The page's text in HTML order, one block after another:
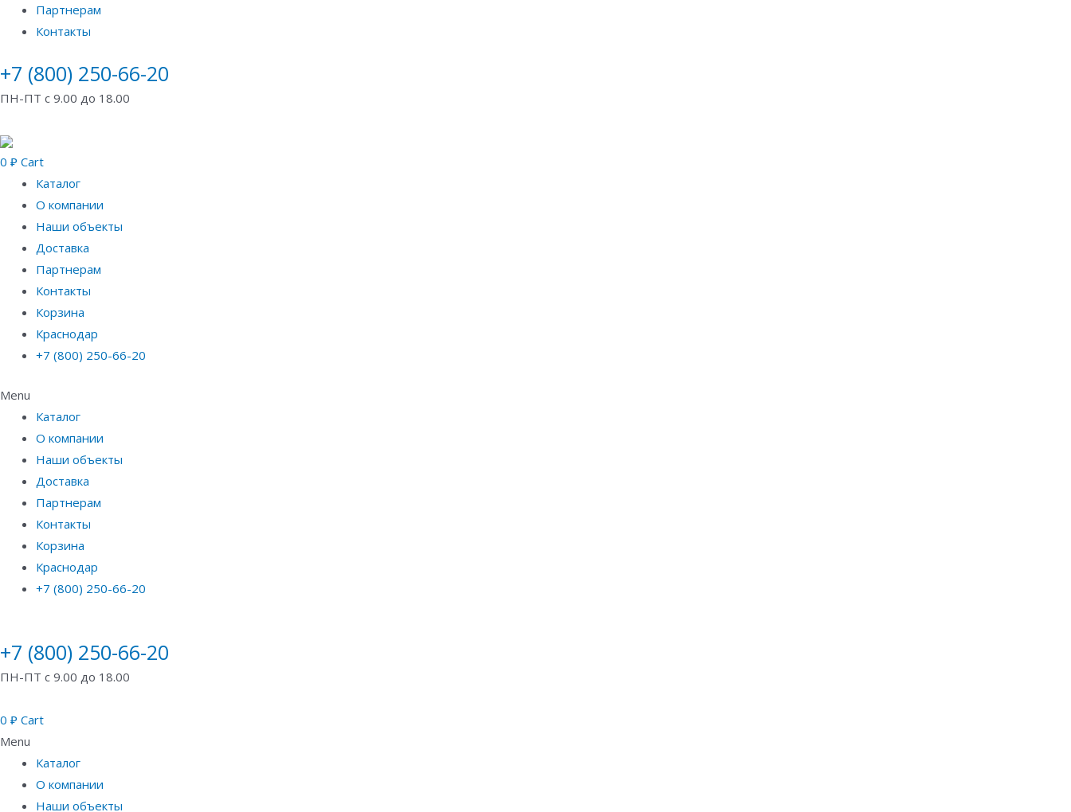
Партнерам
Контакты
+7 (800) 250-66-20
ПН-ПТ с 9.00 до 18.00
0 ₽ Cart
Каталог
О компании
Наши объекты
Доставка
Партнерам
Контакты
Корзина
Краснодар
+7 (800) 250-66-20
Menu
Каталог
О компании
Наши объекты
Доставка
Партнерам
Контакты
Корзина
Краснодар
+7 (800) 250-66-20
+7 (800) 250-66-20
ПН-ПТ с 9.00 до 18.00
0 ₽ Cart
Menu
Каталог
О компании
Наши объекты